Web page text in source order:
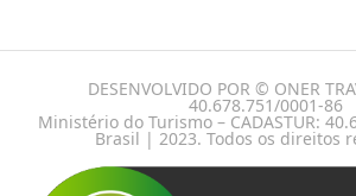
DESENVOLVIDO POR © ONER
40.678.751/0001-86
Ministério do Turismo – CADASTUR:
Brasil | 2023. Todos os direitos